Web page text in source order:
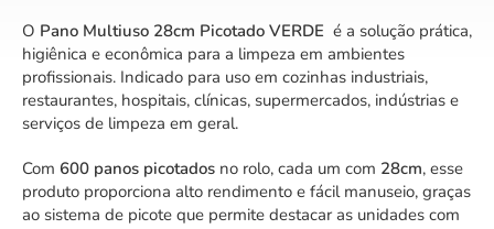
O Pano Multiuso 28cm Picotado VERDE é a solução prática,
higiênica e econômica para a limpeza em ambientes
profissionais. Indicado para uso em cozinhas industriais,
restaurantes, hospitais, clínicas, supermercados, indústrias e
serviços de limpeza em geral.
Com 600 panos picotados no rolo, cada um com 28cm, esse
produto proporciona alto rendimento e fácil manuseio, graças
ao sistema de picote que permite destacar as unidades com